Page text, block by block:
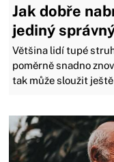
Jak dobře
jediný
Většina lidí tupé
poměrně snadno
tak může sloužit